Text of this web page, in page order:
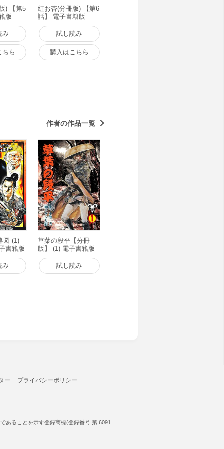
) 【第5
版
み
ちら
紅お杏(分冊版) 【第6
話】 電子書籍版
試し読み
購入はこちら
作者の作品一覧
図 (1)
書籍版
み
草葉の段平【分冊
版】 (1) 電子書籍版
試し読み
ー プライバシーポリシー
あることを示す登録商標(登録番号 第 6091